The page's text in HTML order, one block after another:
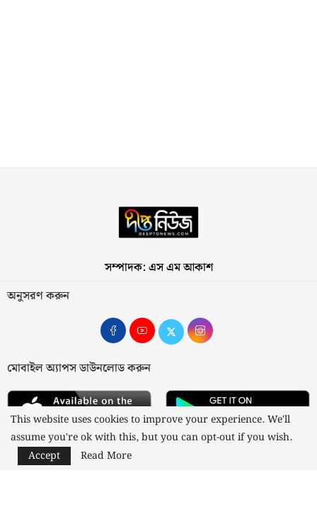
সম্পাদক: এস এম আকাশ
অনুসরণ করুন
মোবাইল অ্যাপস ডাউনলোড করুন
This website uses cookies to improve your experience. We'll
assume you're ok with this, but you can opt-out if you wish.
Accept
Read More